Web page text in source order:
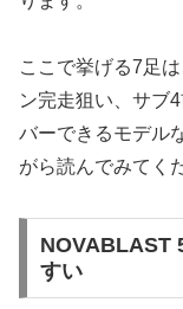
ここで挙げる7足
ン完走狙い、サブ
バーできるモデル
がら読んでみてく
NOVABLAST
すい